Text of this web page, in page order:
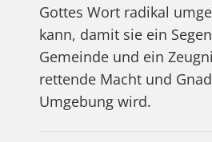
Gottes Wort radikal
kann, damit sie ein
Gemeinde und ein
rettende Macht und
Umgebung wird.